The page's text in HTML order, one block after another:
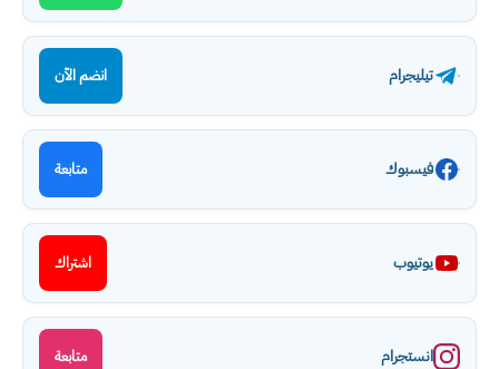
تيليجرام انضم الآن
فيسبوك متابعة
يوتيوب اشتراك
انستجرام متابعة